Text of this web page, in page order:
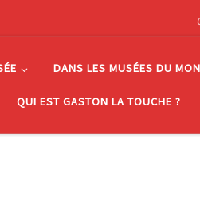
DANS LES MUSÉES DU
QUI EST GASTON LA TOUCHE ?